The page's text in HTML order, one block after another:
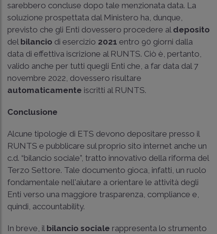
sarebbero concluse dopo tale menzionata data. La
soluzione prospettata dal Ministero ha, dunque,
previsto che gli Enti dovessero procedere al deposito
del bilancio di esercizio 2021 entro 90 giorni dalla
data di effettiva iscrizione al RUNTS. Ciò è, pertanto,
valido anche per tutti quegli Enti che, a far data dal 7
novembre 2022, dovessero risultare
automaticamente iscritti al RUNTS.
Conclusione
Alcune tipologie di ETS devono depositare presso il
RUNTS e pubblicare sul proprio sito internet anche un
c.d. “bilancio sociale”, tratto innovativo della riforma del
Terzo Settore. Tale documento gioca, infatti, un ruolo
fondamentale nell'aiutare a orientare le attività degli
Enti verso una maggiore trasparenza, compliance e,
quindi, accountability.
In breve, il bilancio sociale rappresenta lo strumento